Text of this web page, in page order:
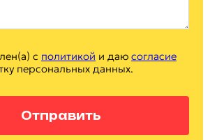
с политикой и даю согласие
персональных данных.
Отправить